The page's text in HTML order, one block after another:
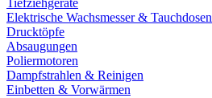
Tiefziehgeräte
Elektrische Wachsmesser & Tauchdosen
Drucktöpfe
Absaugungen
Poliermotoren
Dampfstrahlen & Reinigen
Einbetten & Vorwärmen